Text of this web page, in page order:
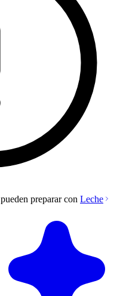
preparar con Leche